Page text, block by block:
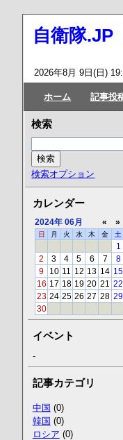
自衛隊.JP
2026年8月 9日(日)
ホーム 記事投
検索
検索オプション
カレンダー
2024年 06月 « »
日 月 火 水 木 金 土
1
2
3 4 5 6 7
8
9
10 11 12 13 14 15
16 17 18 19 20 21
22
23 24 25 26 27 28 29
30
イベント
-
記事カテゴリ
中国 (0)
韓国 (0)
ロシア (0)